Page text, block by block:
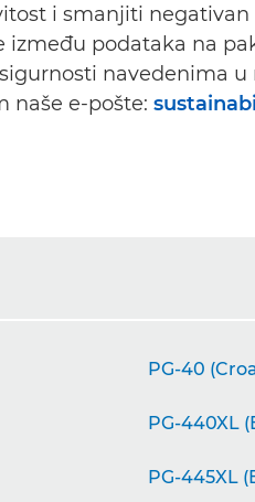
i smanjiti negativan
podataka na
navedenima u
naše e-pošte:
PG-40
PG-440XL
PG-445XL